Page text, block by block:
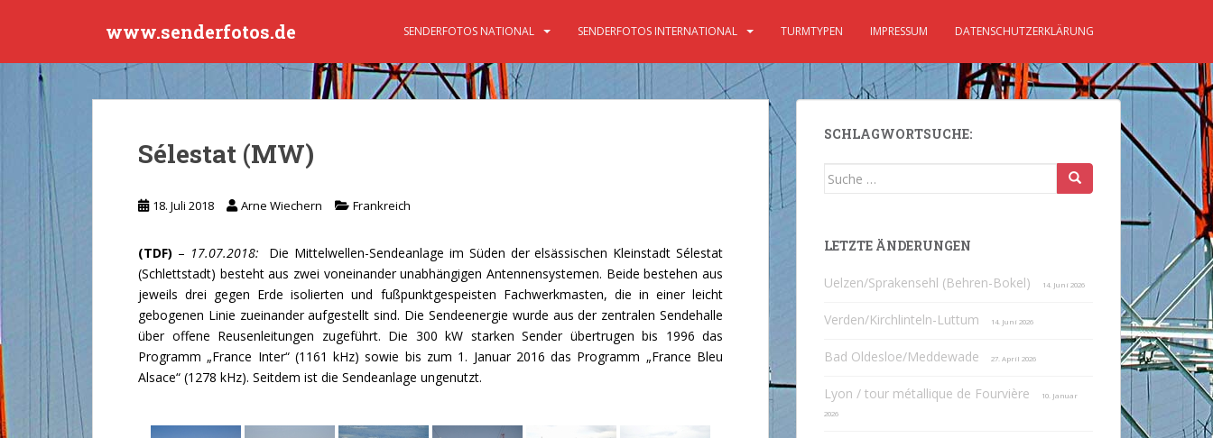
t
www.senderfotos.de SENDERFOTOS NATIONAL SENDERFOTOS INTERNATIONAL TURMTYPEN IMPRESSUM DATENSCHUTZERKLÄRUNG
Sélestat (MW)
18. Juli 2018 Arne Wiechern Frankreich
(TDF) – 17.07.2018: Die Mittelwellen-Sendeanlage im Süden der elsässischen Kleinstadt Sélestat
(Schlettstadt) besteht aus zwei voneinander unabhängigen Antennensystemen. Beide bestehen aus
jeweils drei gegen Erde isolierten und fußpunktgespeisten Fachwerkmasten, die in einer leicht
gebogenen Linie zueinander aufgestellt sind. Die Sendeenergie wurde aus der zentralen Sendehalle
über offene Reusenleitungen zugeführt. Die 300 kW starken Sender übertrugen bis 1996 das
Programm „France Inter“ (1161 kHz) sowie bis zum 1. Januar 2016 das Programm „France Bleu
Alsace“ (1278 kHz). Seitdem ist die Sendeanlage ungenutzt.
SCHLAGWORTSUCHE:
Suche
LETZTE ÄNDERUNGEN
Uelzen/Sprakensehl (Behren-Bokel) 14. Juni 2026
Verden/Kirchlinteln-Luttum 14. Juni 2026
Bad Oldesloe/Meddewade 27. April 2026
Lyon / tour métallique de Fourvière
10. Januar
2026